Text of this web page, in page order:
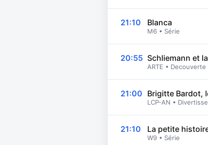
21:10 Blanca
M6 • Série
20:55 Schliemann et
ARTE • Decouverte
21:00 Brigitte Bardot,
LCP-AN •
21:10 La petite
W9 • Série